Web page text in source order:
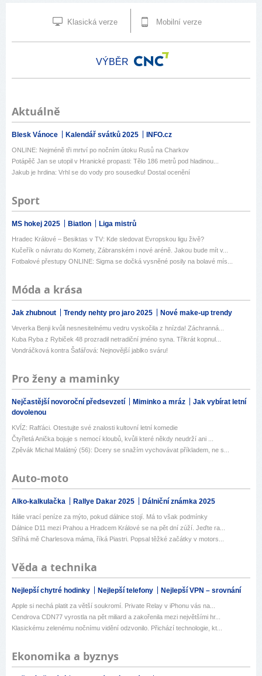
Klasická verze Mobilní verze
VÝBĚR
Aktuálně
Blesk Vánoce Kalendář svátků 2025 INFO.cz
ONLINE: Nejméně tři mrtví po nočním útoku Rusů na Charkov
Potápěč Jan se utopil v Hranické propasti: Tělo 186 metrů pod hladinou...
Jakub je hrdina: Vrhl se do vody pro sousedku! Dostal ocenění
Sport
MS hokej 2025 Biatlon Liga mistrů
Hradec Králové – Besiktas v TV: Kde sledovat Evropskou ligu živě?
Kučeřík o návratu do Komety, Zábranském i nové aréně. Jakou bude mít v...
Fotbalové přestupy ONLINE: Sigma se dočká vysněné posily na bolavé mís...
Móda a krása
Jak zhubnout Trendy nehty pro jaro 2025 Nové make-up trendy
Veverka Benji kvůli nesnesitelnému vedru vyskočila z hnízda! Záchranná...
Kuba Ryba z Rybiček 48 prozradil netradiční jméno syna. Třikrát kopnul...
Vondráčková kontra Šafářová: Nejnovější jablko sváru!
Pro ženy a maminky
Nejčastější novoroční předsevzetí Miminko a mráz
Jak vybírat letní
dovolenou
KVÍZ: Rafťáci. Otestujte své znalosti kultovní letní komedie
Čtyřletá Anička bojuje s nemocí kloubů, kvůli které někdy neudrží ani ...
Zpěvák Michal Malátný (56): Dcery se snažím vychovávat příkladem, ne s...
Auto-moto
Alko-kalkulačka Rallye Dakar 2025 Dálniční známka 2025
Itálie vrací peníze za mýto, pokud dálnice stojí. Má to však podmínky
Dálnice D11 mezi Prahou a Hradcem Králové se na pět dní zúží. Jeďte ra...
Stříhá mě Charlesova máma, říká Piastri. Popsal těžké začátky v motors...
Věda a technika
Nejlepší chytré hodinky Nejlepší telefony Nejlepší VPN – srovnání
Apple si nechá platit za větší soukromí. Private Relay v iPhonu vás na...
Cendrova CDN77 vyrostla na pět miliard a zakořenila mezi největšími hr...
Klasickému zelenému nočnímu vidění odzvonilo. Přichází technologie, kt...
Ekonomika a byznys